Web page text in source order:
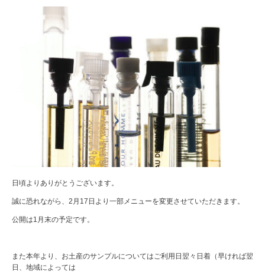
日頃よりありがとうございます。
誠に恐れながら、2月17日より一部メニューを変更させていただきます。
公開は1月末の予定です。
また本年より、お土産のサンプルについてはご利用日翌々日着（早ければ翌
日、地域によっては